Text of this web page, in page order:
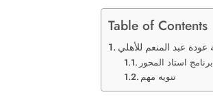
Table of Contents
برنامج استاد المحور
تنويه مهم